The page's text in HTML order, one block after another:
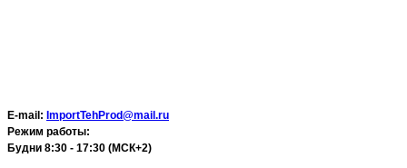
E-mail: ImportTehProd@mail.ru
Режим работы:
Будни 8:30 - 17:30 (МСК+2)